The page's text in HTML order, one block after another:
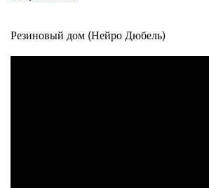
Резиновый дом (Нейро Дюбель)